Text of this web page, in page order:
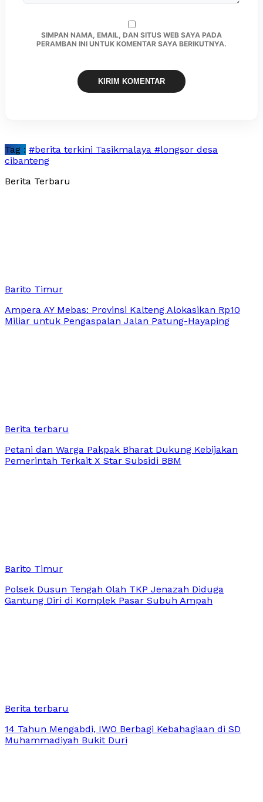
SIMPAN NAMA, EMAIL, DAN SITUS WEB SAYA PADA
PERAMBAN INI UNTUK KOMENTAR SAYA BERIKUTNYA.
Tag : #berita terkini Tasikmalaya #longsor desa
cibanteng
Berita Terbaru
Barito Timur
Ampera AY Mebas: Provinsi Kalteng Alokasikan Rp10
Miliar untuk Pengaspalan Jalan Patung-Hayaping
Berita terbaru
Petani dan Warga Pakpak Bharat Dukung Kebijakan
Pemerintah Terkait X Star Subsidi BBM
Barito Timur
Polsek Dusun Tengah Olah TKP Jenazah Diduga
Gantung Diri di Komplek Pasar Subuh Ampah
Berita terbaru
14 Tahun Mengabdi, IWO Berbagi Kebahagiaan di SD
Muhammadiyah Bukit Duri